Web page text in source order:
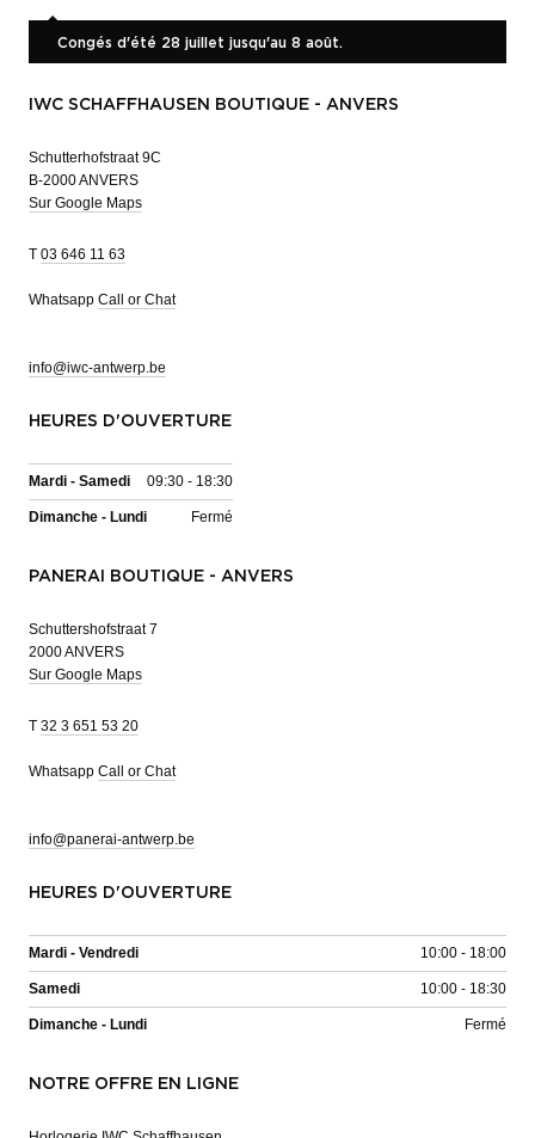
Congés d'été 28 juillet jusqu'au 8 août.
IWC SCHAFFHAUSEN BOUTIQUE - ANVERS
Schutterhofstraat 9C
B-2000 ANVERS
Sur Google Maps
T 03 646 11 63
Whatsapp Call or Chat
info@iwc-antwerp.be
HEURES D'OUVERTURE
Mardi - Samedi 09:30 - 18:30
Dimanche - Lundi Fermé
PANERAI BOUTIQUE - ANVERS
Schuttershofstraat 7
2000 ANVERS
Sur Google Maps
T 32 3 651 53 20
Whatsapp Call or Chat
info@panerai-antwerp.be
HEURES D'OUVERTURE
Mardi - Vendredi 10:00 - 18:00
Samedi 10:00 - 18:30
Dimanche - Lundi Fermé
NOTRE OFFRE EN LIGNE